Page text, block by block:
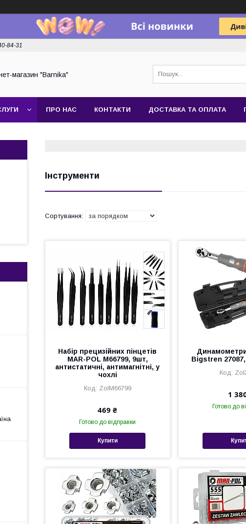
84-31
магазин "Barnika"
ПРО НАС КОНТАКТИ ДОСТАВКА ТА ОПЛАТА
Інструменти
Набір прецизійних пінцетів
MAR-POL M66799, 9шт,
антистатичні, антимагнітні, у
чохлі
ZolM66799
469 ₴
Готово до відправки
Купити
Bigstren
1
Готово до